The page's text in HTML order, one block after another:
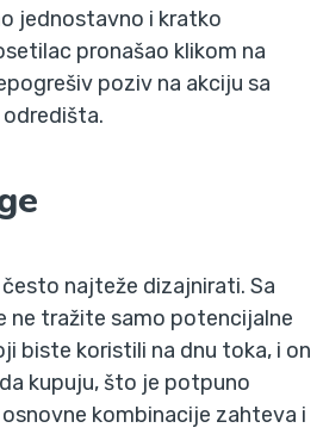
jednostavno i kratko
pronašao klikom na
poziv na akciju sa
najteže dizajnirati. Sa
ne tražite samo potencijalne
biste koristili na dnu toka, i on
kupuju, što je potpuno
kombinacije zahteva i